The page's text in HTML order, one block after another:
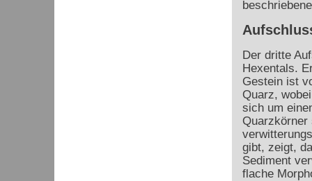
Der dritte
Hexentals.
Gestein ist
Quarz,
sich um
Quarzkörner
gibt, zeigt,
Sediment
flache